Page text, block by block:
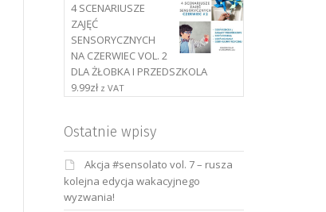
4 SCENARIUSZE
ZAJĘĆ
SENSORYCZNYCH
NA CZERWIEC VOL. 2
DLA ŻŁOBKA I PRZEDSZKOLA
9.99zł z VAT
Ostatnie wpisy
Akcja #sensolato vol. 7 – rusza
kolejna edycja wakacyjnego
wyzwania!